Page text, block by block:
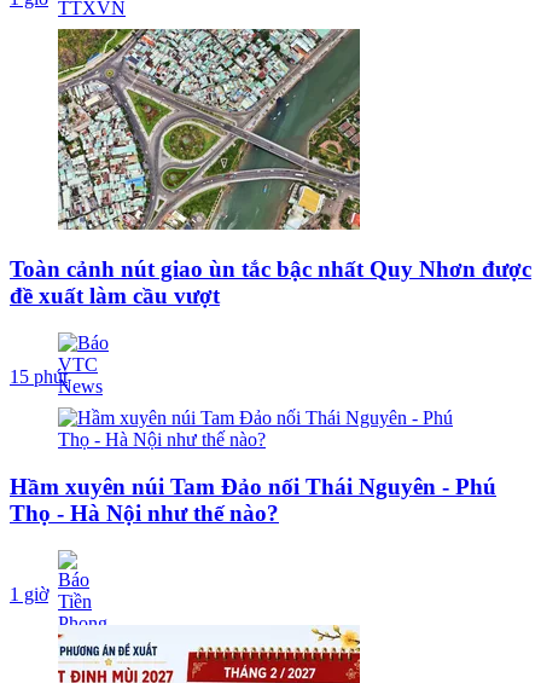
Toàn cảnh nút giao ùn tắc bậc nhất Quy Nhơn được
đề xuất làm cầu vượt
15 phút
Hầm xuyên núi Tam Đảo nối Thái Nguyên - Phú
Thọ - Hà Nội như thế nào?
1 giờ